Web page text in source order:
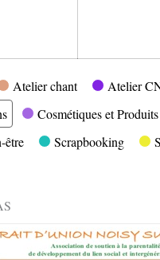
Atelier chant Atelier
Cosmétiques et
être
Scrapbooking